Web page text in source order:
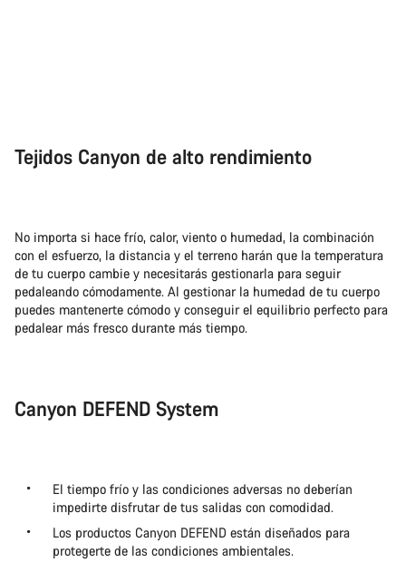
Tejidos Canyon de alto rendimiento
No importa si hace frío, calor, viento o humedad, la combinación
con el esfuerzo, la distancia y el terreno harán que la temperatura
de tu cuerpo cambie y necesitarás gestionarla para seguir
pedaleando cómodamente. Al gestionar la humedad de tu cuerpo
puedes mantenerte cómodo y conseguir el equilibrio perfecto para
pedalear más fresco durante más tiempo.
Canyon DEFEND System
El tiempo frío y las condiciones adversas no deberían
impedirte disfrutar de tus salidas con comodidad.
Los productos Canyon DEFEND están diseñados para
protegerte de las condiciones ambientales.